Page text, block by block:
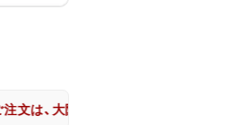
市からヤマト運輸で即日出荷致しま